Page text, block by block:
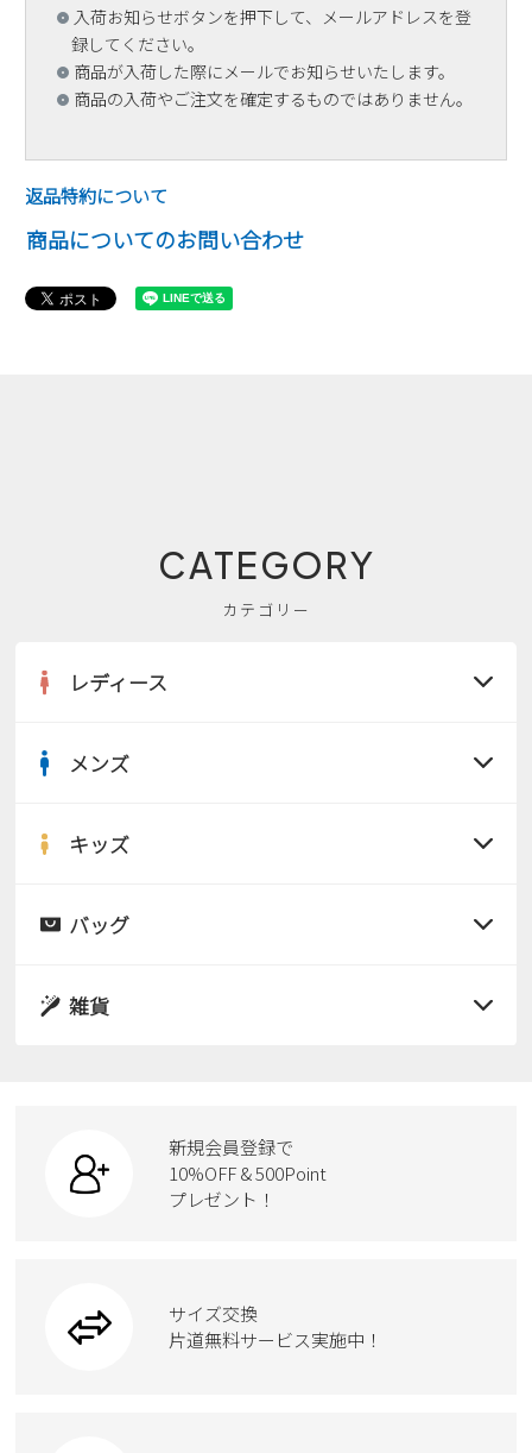
入荷お知らせボタンを押下して、メールアドレスを登
録してください。
商品が入荷した際にメールでお知らせいたします。
商品の入荷やご注文を確定するものではありません。
返品特約について
商品についてのお問い合わせ
CATEGORY
カテゴリー
レディース
サンダル
スニーカー
カジュアルシューズ
ワークシューズ
ウェア
メンズ
サンダル
ローファー
ブーツ
キッズ
サンダル
スクール
バッグ
ボディバッグ
ハンドバッグ
トートバッグ
雑貨
ケア用品
新規会員登録で
10%OFF & 500Point
プレゼント！
サイズ交換
片道無料サービス実施中！